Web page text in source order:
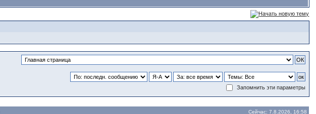
Запомнить эти параметры
Сейчас: 7.8.2026, 16:58